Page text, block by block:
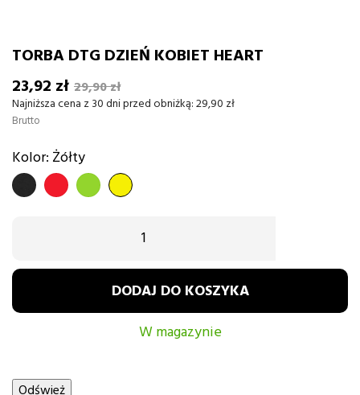
TORBA DTG DZIEŃ KOBIET HEART
23,92 zł 29,90 zł
Najniższa cena z 30 dni przed obniżką:29,90 zł
Brutto
Kolor: Żółty
CZARNYCZERWONY
ZielonyŻółty
DODAJ DO KOSZYKA
W magazynie